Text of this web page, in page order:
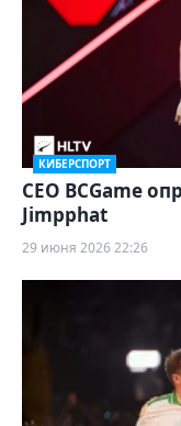
КИБЕРСПОРТ
CEO BCGame
Jimpphat
29 июня 2026 22:26